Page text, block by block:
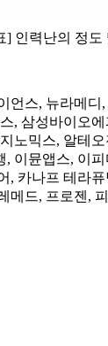
인력난의 정도
스, 뉴라메
, 삼성바이
믹스, 알테
이뮨앱스,
카나프 테라
드, 프로젠,